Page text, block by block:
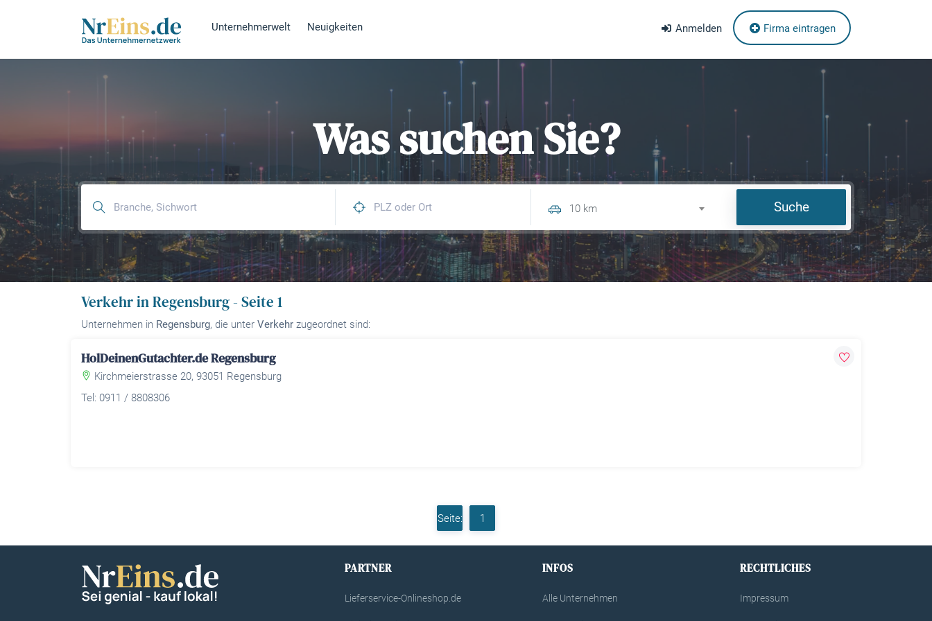
Unternehmerwelt Neuigkeiten Anmelden Firma eintragen
Was suchen Sie?
10 km Suche
Verkehr in Regensburg - Seite 1
Unternehmen in Regensburg, die unter Verkehr zugeordnet sind:
HolDeinenGutachter.de Regensburg
Kirchmeierstrasse 20, 93051 Regensburg
Tel: 0911 / 8808306
Seite: 1
PARTNER
Lieferservice-Onlineshop.de
INFOS
Alle Unternehmen
RECHTLICHES
Impressum